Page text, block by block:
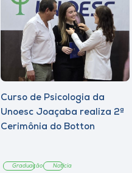
Curso de Psicologia da
Unoesc Joaçaba realiza 2ª
Cerimônia do Botton
Graduação Notícia